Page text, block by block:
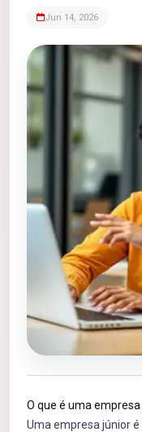
Jun 14, 2026
O que é uma empresa
Uma empresa júnior